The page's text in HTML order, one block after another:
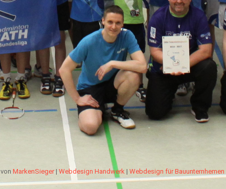
vonMarkenSieger|Webdesign Handwerk |Webdesign für Bauunternhemen